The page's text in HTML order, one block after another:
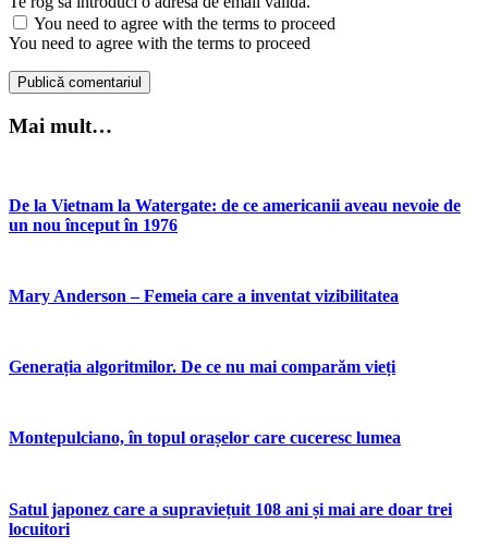
You need to agree with the terms to proceed
You need to agree with the terms to proceed
Publică comentariul
Mai mult…
De la Vietnam la Watergate: de ce americanii aveau nevoie de
un nou început în 1976
Mary Anderson – Femeia care a inventat vizibilitatea
Generația algoritmilor. De ce nu mai comparăm vieți
Montepulciano, în topul orașelor care cuceresc lumea
Satul japonez care a supraviețuit 108 ani și mai are doar trei
locuitori